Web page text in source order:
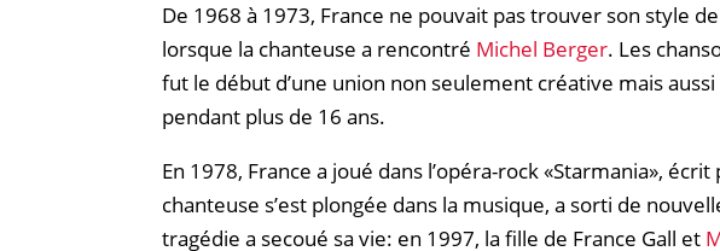
De 1968 à 1973, France ne pouvait pas trouver son style
lorsque la chanteuse a rencontré Michel Berger. Les
fut le début d’une union non seulement créative mais
pendant plus de 16 ans.​​
En 1978, France a joué dans l’opéra-rock «Starmania», écrit
chanteuse s’est plongée dans la musique, a sorti de
tragédie a secoué sa vie: en 1997, la fille de France Gall et